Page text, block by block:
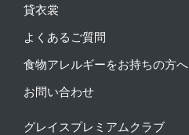
貸衣裳
よくあるご質問
食物アレルギーをお持ちの方へ
お問い合わせ
グレイスプレミアムクラブ